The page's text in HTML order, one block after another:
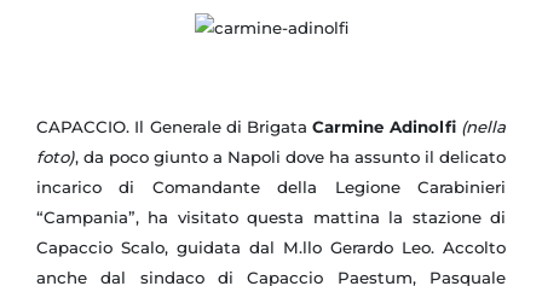
CAPACCIO. Il Generale di BrigataCarmine Adinolfi (nella
foto), da poco giunto a Napoli dove ha assunto il delicato
incarico di Comandante della Legione Carabinieri
“Campania”, ha visitato questa mattina la stazione di
Capaccio Scalo, guidata dal M.llo Gerardo Leo. Accolto
anche dal sindaco di Capaccio Paestum, Pasquale